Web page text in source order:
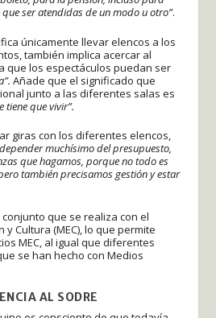
que ser atendidas de un modo u otro”.
únicamente llevar elencos a los
también implica acercar al
que los espectáculos puedan ser
Añade que el significado que
junto a las diferentes salas es
tiene que vivir”.
giras con los diferentes elencos,
muchísimo del presupuesto,
que hagamos, porque no todo es
también precisamos gestión y estar
que se realiza con el
y Cultura (MEC), lo que permite
MEC, al igual que diferentes
se han hecho con Medios
AL SODRE